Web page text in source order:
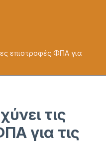
επιστροφές ΦΠΑ για
τις
για τις